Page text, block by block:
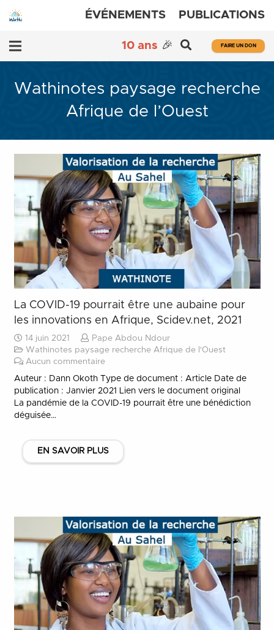
ÉVÉNEMENTS PUBLICATIONS
10 ans 🎉 FAIRE UN DON
Wathinotes paysage recherche
Afrique de l’Ouest
La COVID-19 pourrait être une aubaine pour
les innovations en Afrique, Scidev.net, 2021
14 juin 2021
Pape Abdou Ndour
Wathinotes paysage recherche Afrique de l'Ouest
Aucun commentaire
Auteur : Dann Okoth Type de document : Article Date de
publication : Janvier 2021 Lien vers le document original
La pandémie de la COVID-19 pourrait être une bénédiction
déguisée…
EN SAVOIR PLUS